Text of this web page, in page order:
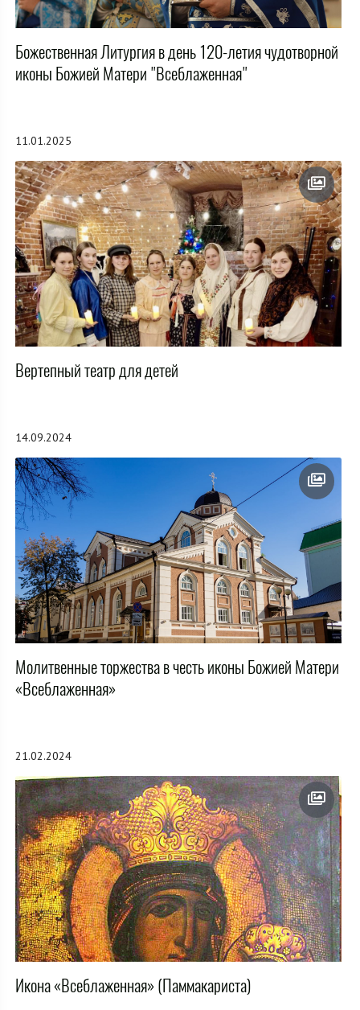
Божественная Литургия в день 120-летия чудотворной
иконы Божией Матери "Всеблаженная"
11.01.2025
Вертепный театр для детей
14.09.2024
Молитвенные торжества в честь иконы Божией Матери
«Всеблаженная»
21.02.2024
Икона «Всеблаженная» (Паммакариста)